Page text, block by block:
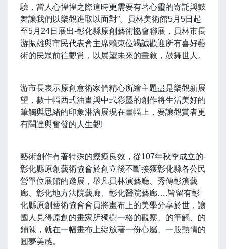
驗，當人心惶惶之際這時更需要有著心靈的寄託與鼓
舞讓我們以樂觀進取以面對”。員林美術館5月5日起
至5月24日展出-彰化縣原創藝術協會聯展，員林市長
游振雄與市民代表會主席賴東位竭誠歡迎所有喜好藝
術的民眾前往觀賞，以展望未來的畫敘，鼓舞世人。
游市長表示原創意術家們精心所繪主題盡是樂觀新展
望，數十幅西式油畫與中式彩墨的創作將生活美好的
筆觸與思緒的印象淋漓展現在畫幅上，要讓觀賞者更
有闊達與奮發的人生觀!
藝術創作有著特殊的療癒良效，從107年秋季成立的-
彰化縣原創藝術協會於創立後不斷接獲彰化縣各公民
營單位展館的邀展，舉凡員林演藝廳、秀傳彰濱藝
廊、彰化地方法院藝廊、彰化醫院藝廊….皆留有彰
化縣原創藝術協會會員將畫布上的美學分享於世，讓
國人見得原創的畫家所獨樹一格的觀察、的筆觸、的
鋪陳，就在一幅畫布上綻放著一份心屬、一股熱情的
圓夢美感。